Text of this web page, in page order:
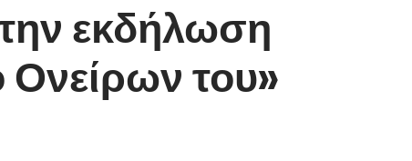
εκδήλωση
Ονείρων του»